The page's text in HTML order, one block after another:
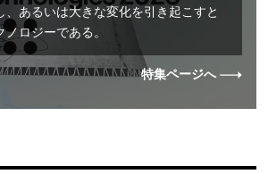
、あるいは大きな変化を引き起こすと
ロジーである。
特集ページへ